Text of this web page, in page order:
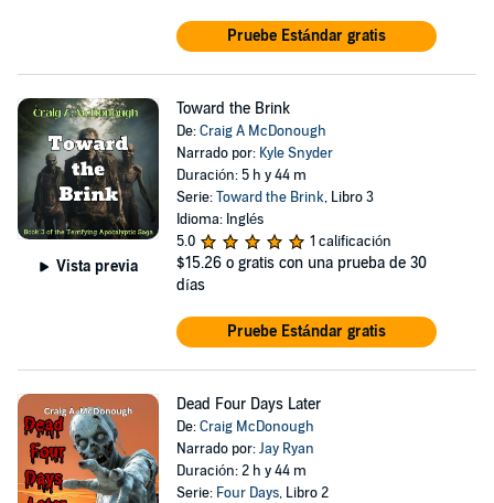
Pruebe Estándar gratis
Vista previa
Toward the Brink
De:Craig A McDonough
Narrado por: Kyle Snyder
Duración: 5 h y 44 m
Serie:Toward the Brink, Libro 3
Idioma: Inglés
5.0
1 calificación
$15.26 o gratis con una prueba de 30
días
Pruebe Estándar gratis
Dead Four Days Later
De:Craig McDonough
Narrado por:Jay Ryan
Duración: 2 h y 44 m
Serie: Four Days, Libro 2